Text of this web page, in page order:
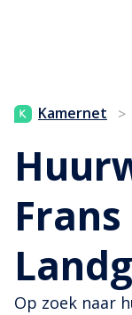
Kamernet >
Op zoek naar